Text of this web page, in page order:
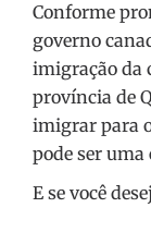
Conforme
governo
imigração da
província de
imigrar para
pode ser uma
E se você